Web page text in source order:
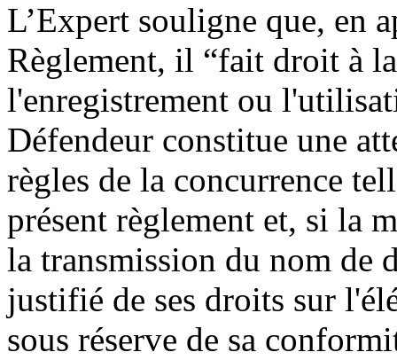
L’Expert souligne que, en
Règlement, il “fait droit à
l'enregistrement ou
Défendeur constitue une
règles de la concurrence
présent règlement et, si la
la transmission du nom de
justifié de ses droits sur
sous réserve de sa